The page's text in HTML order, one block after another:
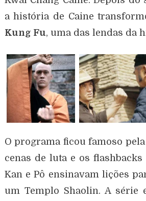
a história de Caine
Kung Fu, uma das lendas da
O programa ficou famoso
cenas de luta e os
Kan e Pô ensinavam lições
um Templo Shaolin. A série